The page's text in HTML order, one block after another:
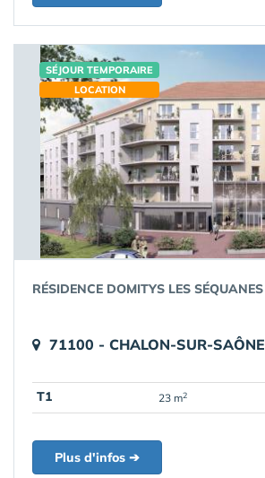
SÉJOUR TEMPORAIRE
LOCATION
RÉSIDENCE DOMITYS LES SÉQUANES
71100 - CHALON-SUR-SAÔNE
T1 23 m2
Plus d'infos ➔